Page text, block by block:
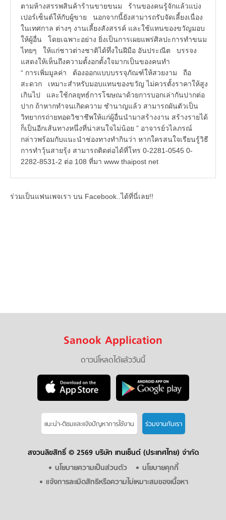
ตามห้างสรรพสินค้าร้านขายขนม ร้านของคนรู้จักแล้วแบ่ง
เปอร์เซ็นต์ให้กับผู้ขาย นอกจากนี้ยังสามารถรับจัดเลี้ยงเนื่อง
ในเทศกาล ต่างๆ งานเลี้ยงสังสรรค์ และใช้แทนของขวัญมอบ
ให้ผู้อื่น โดยเฉพาะอย่าง ยิ่งเป็นการเผยแพร่ศิลปะการทำขนม
ไทยๆ ให้แก่ชาวต่างชาติได้ทึ่งในฝีมือ อันประณีต บรรจง
แสดงให้เห็นถึงความตั้งอกตั้งใจมากเป็นของคนทำ
“ การเพิ่มมูลค่า ต้องออกแบบบรรจุภัณฑ์ให้สวยงาม ถือ
สะดวก เหมาะสำหรับมอบแทนของขวัญ ไม่ควรตั้งราคาให้สูง
เกินไป และใช้กลยุทธ์การโฆษณาด้วยการบอกเล่ากันปากต่อ
ปาก ถ้าหากทำจนเกิดความ ชำนาญแล้ว สามารถผันตัวเป็น
วิทยากรถ่ายทอดวิชาชีพให้แก่ผู้อื่นนำมาสร้างงาน สร้างรายได้
ก็เป็นอีกเส้นทางหนึ่งที่น่าสนใจไม่น้อย ” อาจารย์วไลภรณ์
กล่าวพร้อมกับแนะนำช่องทางทำกินว่า หากใครสนใจเรียนรู้วิธี
การทำวุ้นสายรุ้ง สามารถติดต่อได้ที่โทร 0-2281-0545 0-
2282-8531-2 ต่อ 108 ที่มา www thaipost net
ร่วมเป็นแฟนเพจเรา บน Facebook..ได้ที่นี่เลย!!
Sanook Application
ดาวน์โหลดได้แล้ววันนี้
แนะนำ-ติชมเเละแจ้งปัญหาการใช้งาน ร่วมงานกับเรา
สงวนลิขสิทธิ์ © 2569 บริษัท เทนเซ็นต์ (ประเทศไทย) จำกัด
นโยบายความเป็นส่วนตัว
นโยบายคุกกี้
แจ้งการละเมิดสิทธิหรือความไม่เหมาะสมของเนื้อหา